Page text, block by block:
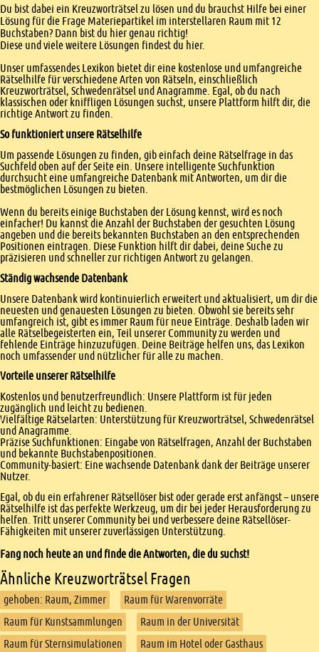
Einleitung
Du bist dabei ein Kreuzworträtsel zu lösen und du brauchst Hilfe bei einer
Lösung für die Frage Materiepartikel im interstellaren Raum mit 12
Buchstaben? Dann bist du hier genau richtig!
Diese und viele weitere Lösungen findest du hier.
Unser umfassendes Lexikon bietet dir eine kostenlose und umfangreiche
Rätselhilfe für verschiedene Arten von Rätseln, einschließlich
Kreuzworträtsel, Schwedenrätsel und Anagramme. Egal, ob du nach
klassischen oder kniffligen Lösungen suchst, unsere Plattform hilft dir, die
richtige Antwort zu finden.
So funktioniert unsere Rätselhilfe
Um passende Lösungen zu finden, gib einfach deine Rätselfrage in das
Suchfeld oben auf der Seite ein. Unsere intelligente Suchfunktion
durchsucht eine umfangreiche Datenbank mit Antworten, um dir die
bestmöglichen Lösungen zu bieten.
Wenn du bereits einige Buchstaben der Lösung kennst, wird es noch
einfacher! Du kannst die Anzahl der Buchstaben der gesuchten Lösung
angeben und die bereits bekannten Buchstaben an den entsprechenden
Positionen eintragen. Diese Funktion hilft dir dabei, deine Suche zu
präzisieren und schneller zur richtigen Antwort zu gelangen.
Ständig wachsende Datenbank
Unsere Datenbank wird kontinuierlich erweitert und aktualisiert, um dir die
neuesten und genauesten Lösungen zu bieten. Obwohl sie bereits sehr
umfangreich ist, gibt es immer Raum für neue Einträge. Deshalb laden wir
alle Rätselbegeisterten ein, Teil unserer Community zu werden und
fehlende Einträge hinzuzufügen. Deine Beiträge helfen uns, das Lexikon
noch umfassender und nützlicher für alle zu machen.
Vorteile unserer Rätselhilfe
Kostenlos und benutzerfreundlich: Unsere Plattform ist für jeden
zugänglich und leicht zu bedienen.
Vielfältige Rätselarten: Unterstützung für Kreuzworträtsel, Schwedenrätsel
und Anagramme.
Präzise Suchfunktionen: Eingabe von Rätselfragen, Anzahl der Buchstaben
und bekannte Buchstabenpositionen.
Community-basiert: Eine wachsende Datenbank dank der Beiträge unserer
Nutzer.
Egal, ob du ein erfahrener Rätsellöser bist oder gerade erst anfängst – unsere
Rätselhilfe ist das perfekte Werkzeug, um dir bei jeder Herausforderung zu
helfen. Tritt unserer Community bei und verbessere deine Rätsellöser-
Fähigkeiten mit unserer zuverlässigen Unterstützung.
Fang noch heute an und finde die Antworten, die du suchst!
Ähnliche Kreuzworträtsel Fragen
gehoben: Raum, Zimmer
Raum für Warenvorräte
Raum für Kunstsammlungen
Raum in der Universität
Raum für Sternsimulationen
Raum im Hotel oder Gasthaus